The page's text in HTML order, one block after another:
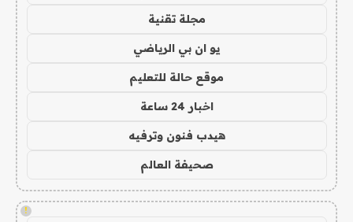
مجلة تقنية
يو ان بي الرياضي
موقع حالة للتعليم
اخبار 24 ساعة
هيدب فنون وترفيه
صحيفة العالم
!